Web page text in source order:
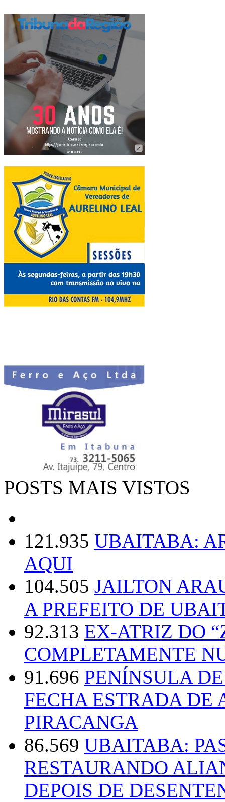
POSTS MAIS VISTOS
121.935 UBAITABA:
AQUI
104.505 JAILTON
A PREFEITO DE
92.313 EX-ATRIZ DO
COMPLETAMENTE
91.696 PENÍNSULA
FECHA ESTRADA DE
PIRACANGA
86.569 UBAITABA:
RESTAURANDO
DEPOIS DE